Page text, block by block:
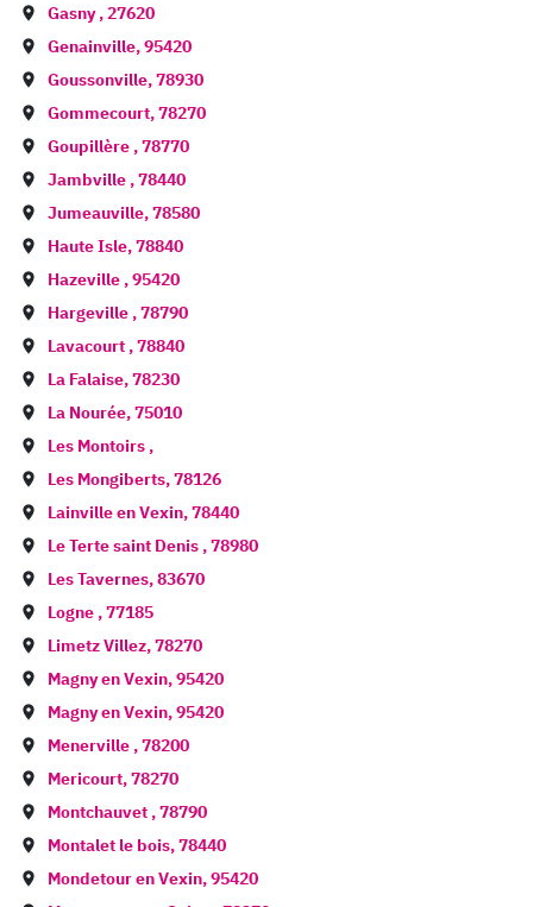
Gasny,27620
Genainville,95420
Goussonville,78930
Gommecourt,78270
Goupillère ,78770
Jambville ,78440
Jumeauville,78580
Haute Isle,78840
Hazeville ,95420
Hargeville ,78790
Lavacourt ,78840
La Falaise,78230
La Nourée,75010
Les Montoirs ,
Les Mongiberts,78126
Lainville en Vexin,78440
Le Terte saint Denis ,78980
Les Tavernes,83670
Logne ,77185
Limetz Villez,78270
Magny en Vexin,95420
Magny en Vexin,95420
Menerville ,78200
Mericourt,78270
Montchauvet ,78790
Montalet le bois,78440
Mondetour en Vexin,95420